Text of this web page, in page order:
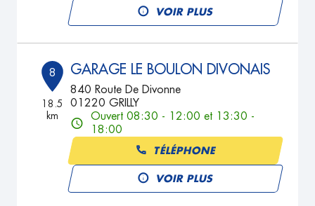
VOIR PLUS
8
18.5
km
GARAGE LE BOULON DIVONAIS
840 Route De Divonne
01220 GRILLY
Ouvert 08:30 - 12:00 et 13:30 -
18:00
TÉLÉPHONE
VOIR PLUS